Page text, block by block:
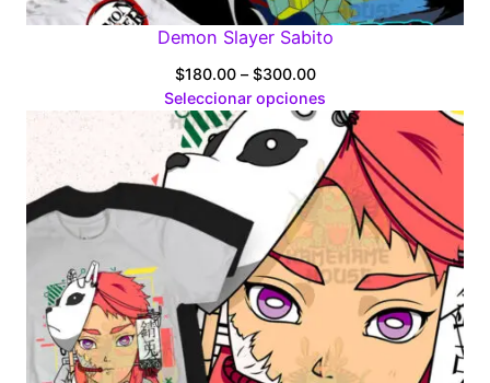
Demon Slayer Sabito
$180.00 – $300.00Price
range:
$180.00
through
$300.00
Seleccionar opciones